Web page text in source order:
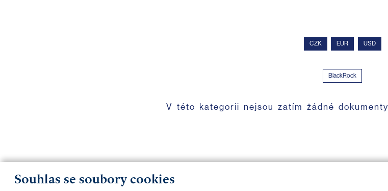
Souhlas se soubory cookies
CZK EUR USD
BlackRock
V této kategorii nejsou zatím žádné dokumenty